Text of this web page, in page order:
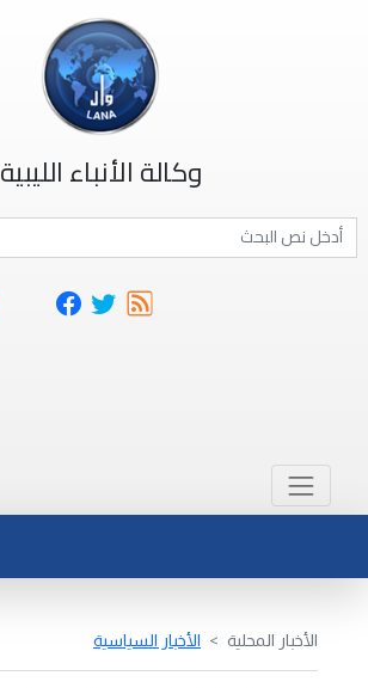
وكالة الأنباء الليبية
الأخبار المحلية الأخبار السياسية